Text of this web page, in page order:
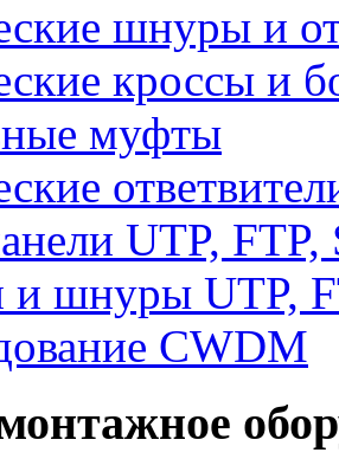
шнуры и
кроссы и
муфты
UTP, FTP,
и шнуры UTP,
CWDM